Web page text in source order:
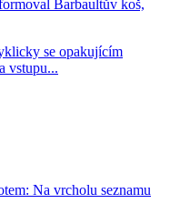
Barbaultův koš,
se opakujícím
vstupu...
Na vrcholu seznamu